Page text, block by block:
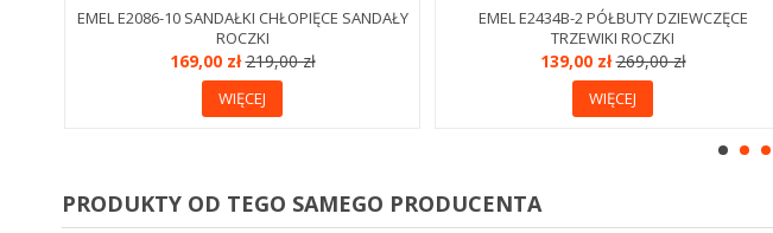
EMEL E2086-10 SANDAŁKI CHŁOPIĘCE SANDAŁY
ROCZKI
169,00 zł219,00 zł
WIĘCEJ
EMEL E2434B-2 PÓŁBUTY DZIEWCZĘCE
TRZEWIKI ROCZKI
139,00 zł269,00 zł
WIĘCEJ
PRODUKTY OD TEGO SAMEGO PRODUCENTA